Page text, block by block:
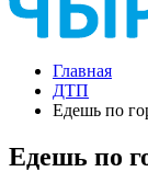
Главная
ДТП
Едешь по
Едешь по